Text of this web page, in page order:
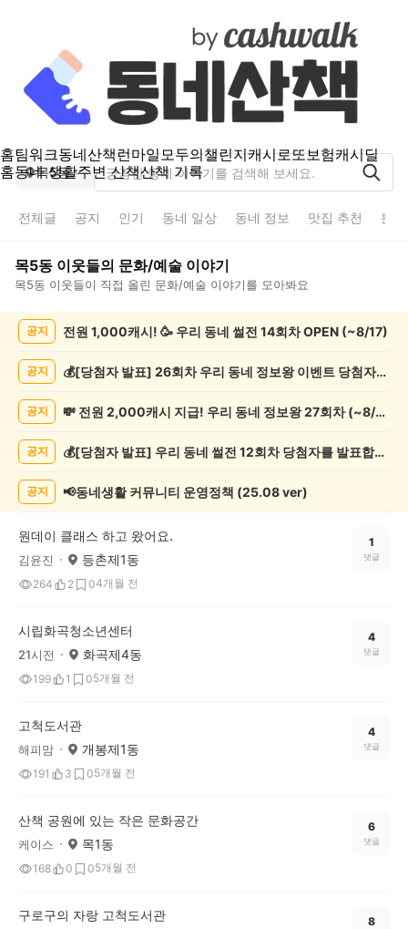
홈팀워크동네산책런마일모두의챌린지캐시로또보험캐시딜
홈동네 생활주변 산책산책 기록
목5동
전체글 공지 인기 동네 일상 동네 정보 맛집 추천 분
목5동 이웃들의 문화/예술 이야기
목5동 이웃들이 직접 올린 문화/예술 이야기를 모아봐요
록
공지 전원 1,000캐시! 🥳 우리 동네 썰전 14회차 OPEN (~8/17)
공지 💰[당첨자 발표] 26회차 우리 동네 정보왕 이벤트 당첨자를 발표합니다!
공지 💸 전원 2,000캐시 지급! 우리 동네 정보왕 27회차 (~8/10)
공지 💰[당첨자 발표] 우리 동네 썰전 12회차 당첨자를 발표합니다!
공지 📢동네생활 커뮤니티 운영정책 (25.08 ver)
원데이 클래스 하고 왔어요.
김윤진 등촌제1동
264 2 04개월 전
1
댓글
시립화곡청소년센터
21시전 화곡제4동
199 1 05개월 전
4
댓글
고척도서관
해피맘 개봉제1동
191 3 05개월 전
4
댓글
산책 공원에 있는 작은 문화공간
케이스 목1동
168 0 05개월 전
6
댓글
구로구의 자랑 고척도서관 8